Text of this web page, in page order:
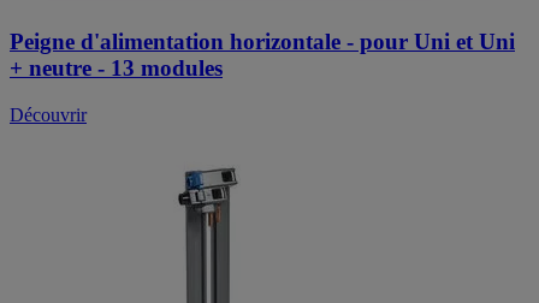
Peigne d'alimentation horizontale - pour Uni et Uni
+ neutre - 13 modules
Découvrir